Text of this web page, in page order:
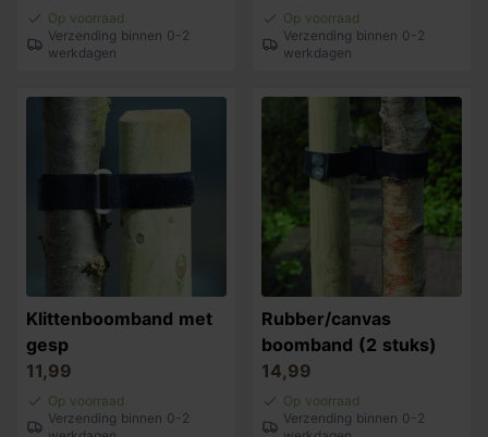
Op voorraad
Verzending binnen 0-2
werkdagen
Op voorraad
Verzending binnen 0-2
werkdagen
Klittenboomband met
gesp
11,99
Op voorraad
Verzending binnen 0-2
Rubber/canvas
boomband (2 stuks)
14,99
Op voorraad
Verzending binnen 0-2